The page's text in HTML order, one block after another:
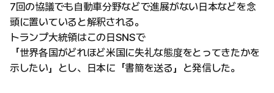
7回の協議でも自動車分野などで進展がない日本などを念
頭に置いていると解釈される。
トランプ大統領はこの日SNSで
「世界各国がどれほど米国に失礼な態度をとってきたかを
示したい」とし、日本に「書簡を送る」と発信した。